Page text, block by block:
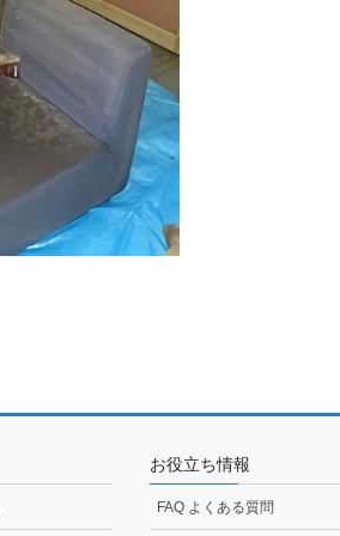
お役立ち情報
FAQ よくある質問